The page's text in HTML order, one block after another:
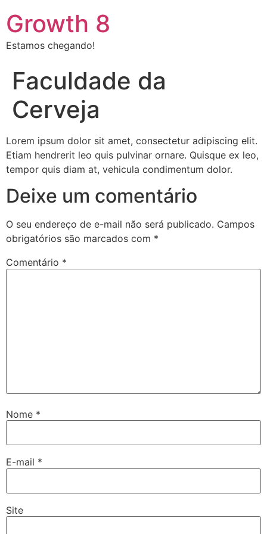
Growth 8
Estamos chegando!
Faculdade da
Cerveja
Lorem ipsum dolor sit amet, consectetur adipiscing elit.
Etiam hendrerit leo quis pulvinar ornare. Quisque ex leo,
tempor quis diam at, vehicula condimentum dolor.
Deixe um comentário
O seu endereço de e-mail não será publicado. Campos
obrigatórios são marcados com *
Comentário *
Nome *
E-mail *
Site